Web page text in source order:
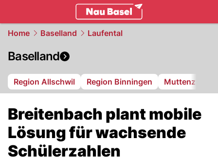
Home Baselland Laufental
Baselland
Region Allschwil Region Binningen Muttenz
Breitenbach plant mobile
Lösung für wachsende
Schülerzahlen